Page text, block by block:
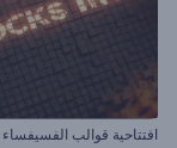
افتتاحية قوالب الفسيفساء